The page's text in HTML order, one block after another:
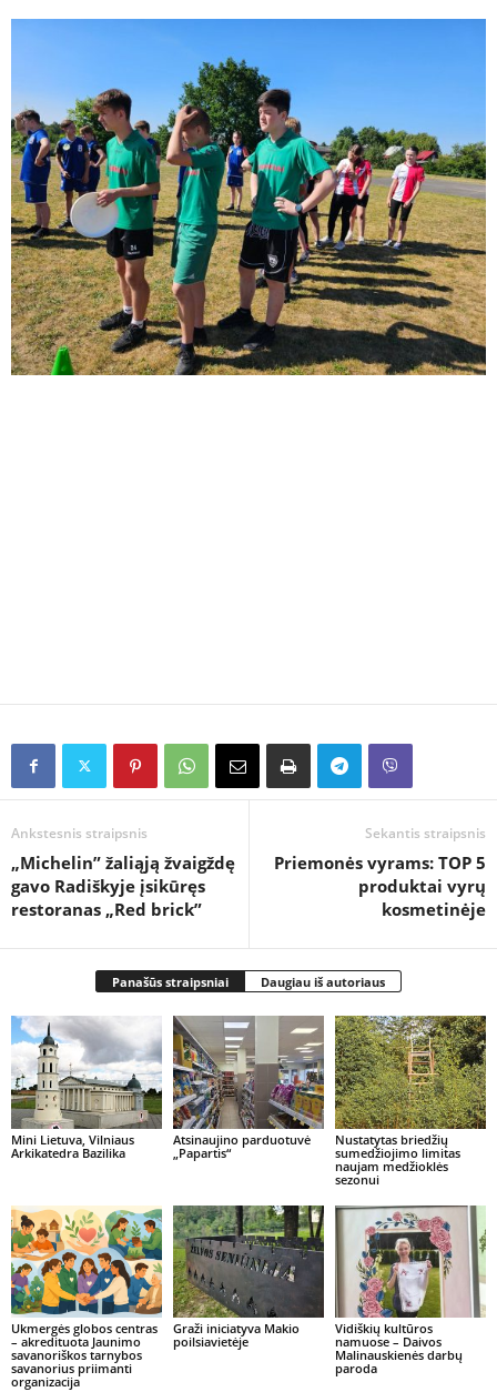
Ankstesnis straipsnis
„Michelin” žaliąją žvaigždę
gavo Radiškyje įsikūręs
restoranas „Red brick”
Sekantis straipsnis
Priemonės vyrams: TOP 5
produktai vyrų
kosmetinėje
Panašūs straipsniai Daugiau iš autoriaus
Mini Lietuva, Vilniaus
Arkikatedra Bazilika
Atsinaujino parduotuvė
„Papartis“
Nustatytas briedžių
sumedžiojimo limitas
naujam medžioklės
sezonui
Ukmergės globos centras
– akredituota Jaunimo
savanoriškos tarnybos
savanorius priimanti
organizacija
Graži iniciatyva Makio
poilsiavietėje
Vidiškių kultūros
namuose – Daivos
Malinauskienės darbų
paroda